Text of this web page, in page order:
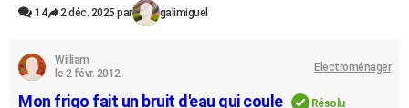
14 2 déc. 2025 par galimiguel
William
le 2 févr. 2012
Electroménager
Mon frigo fait un bruit d'eau qui coule Résolu